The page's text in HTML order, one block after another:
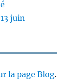
juin
la page Blog.